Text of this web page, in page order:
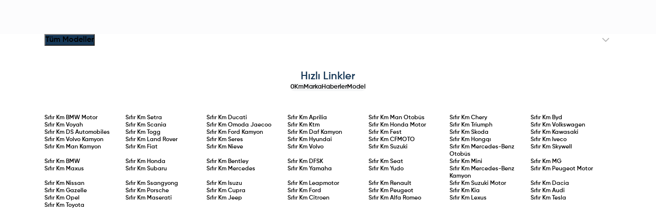
Tüm Modeller
Hızlı Linkler
0KmMarkaHaberlerModel
Sıfır Km BMW Motor Sıfır KmSetra Sıfır Km Ducati Sıfır Km Aprilia Sıfır Km Man Otobüs Sıfır Km Chery Sıfır Km Byd
Sıfır KmVoyah Sıfır KmScania Sıfır KmOmoda Jaecoo Sıfır Km Ktm Sıfır Km Honda Motor Sıfır Km Triumph Sıfır Km Volkswagen
Sıfır Km DS Automobiles Sıfır Km Togg Sıfır Km Ford Kamyon Sıfır Km Daf Kamyon Sıfır Km Fest Sıfır Km Skoda Sıfır Km Kawasaki
Sıfır KmVolvo Kamyon Sıfır Km Land Rover Sıfır KmSeres Sıfır Km Hyundai Sıfır Km CFMOTO Sıfır Km Hongqı Sıfır Km Iveco
Sıfır Km Man Kamyon Sıfır Km Fiat Sıfır Km Nieve Sıfır Km Volvo Sıfır Km Suzuki Sıfır Km Mercedes-Benz
Otobüs
Sıfır Km Skywell
Sıfır Km BMW Sıfır Km Honda Sıfır Km Bentley Sıfır Km DFSK Sıfır Km Seat Sıfır Km Mini Sıfır Km MG
Sıfır Km Maxus Sıfır KmSubaru Sıfır Km Mercedes Sıfır Km Yamaha Sıfır Km Yudo Sıfır Km Mercedes-Benz
Kamyon
Sıfır Km Peugeot Motor
Sıfır Km Nissan Sıfır KmSsangyong Sıfır Km Isuzu Sıfır Km Leapmotor Sıfır Km Renault Sıfır Km Suzuki Motor Sıfır Km Dacia
Sıfır KmGazelle Sıfır Km Porsche Sıfır KmCupra Sıfır Km Ford Sıfır Km Peugeot Sıfır Km Kia Sıfır Km Audi
Sıfır KmOpel Sıfır Km Maserati Sıfır KmJeep Sıfır Km Citroen Sıfır Km Alfa Romeo Sıfır Km Lexus Sıfır Km
Tesla
Sıfır Km
Toyota